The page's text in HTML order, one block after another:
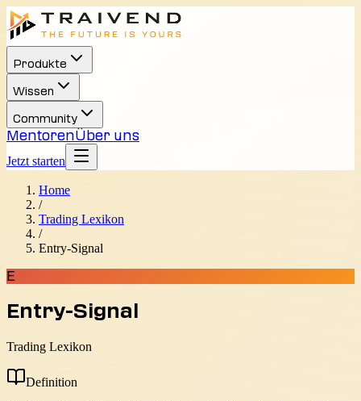
Produkte
Wissen
Community
MentorenÜber uns
Jetzt starten
Home
/
Trading Lexikon
/
Entry-Signal
E
Entry-Signal
Trading Lexikon
Definition